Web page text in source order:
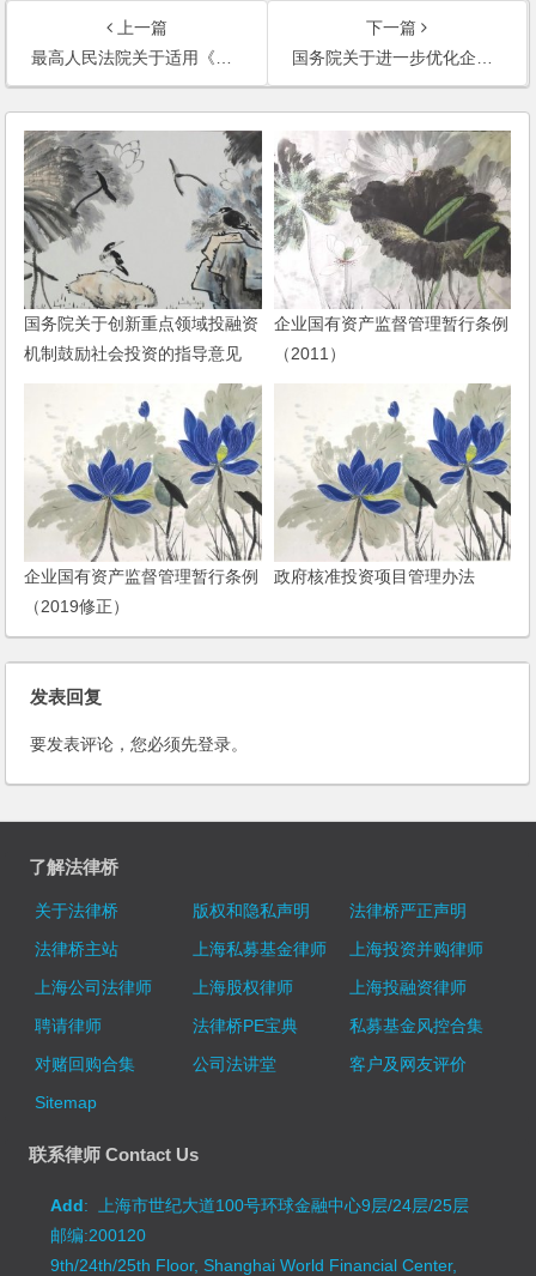
上一篇
最高人民法院关于适用《中华人民共和国公司法》若干问题的规定（三）（2014修正）
下一篇
国务院关于进一步优化企业兼并重组市场环境的意见
国务院关于创新重点领域投融资
机制鼓励社会投资的指导意见
企业国有资产监督管理暂行条例
（2011）
企业国有资产监督管理暂行条例
（2019修正）
政府核准投资项目管理办法
发表回复
要发表评论，您必须先登录。
了解法律桥
关于法律桥 版权和隐私声明
法律桥严正声明
法律桥主站
上海私募基金律师
上海投资并购律师
上海公司法律师
上海股权律师
上海投融资律师
聘请律师
法律桥PE宝典
私募基金风控合集
对赌回购合集
公司法讲堂
客户及网友评价
Sitemap
联系律师 Contact Us
Add: 上海市世纪大道100号环球金融中心9层/24层/25层
邮编:200120
9th/24th/25th Floor, Shanghai World Financial Center,